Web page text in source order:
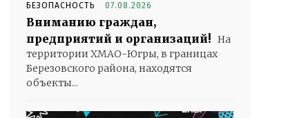
БЕЗОПАСНОСТЬ 07.08.2026
Вниманию граждан,
предприятий и организаций! На
территории ХМАО-Югры, в границах
Березовского района, находятся
объекты...